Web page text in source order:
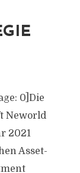
0]Die
Neworld
2021
Asset-